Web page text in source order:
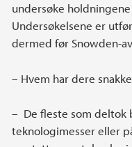
undersøke
Undersøkelsene er
dermed før Snowden-
– Hvem har dere
– De fleste som deltok
teknologimesser eller